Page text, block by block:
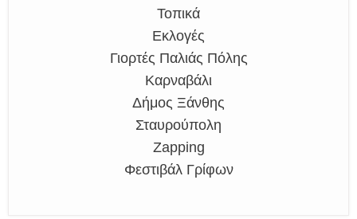
Τοπικά
Εκλογές
Γιορτές Παλιάς Πόλης
Καρναβάλι
Δήμος Ξάνθης
Σταυρούπολη
Zapping
Φεστιβάλ Γρίφων